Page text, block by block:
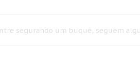
segurando um buquê, seguem